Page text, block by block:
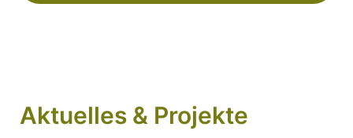
Aktuelles & Projekte